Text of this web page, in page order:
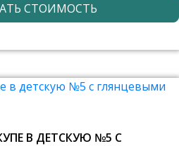
СТОИМОСТЬ
В ДЕТСКУЮ №5 С